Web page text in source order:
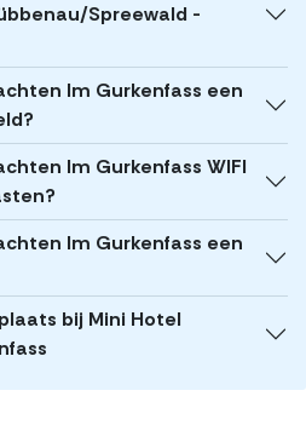
Spreewald -
Im Gurkenfass een
Im Gurkenfass WIFI
Im Gurkenfass een
bij Mini Hotel